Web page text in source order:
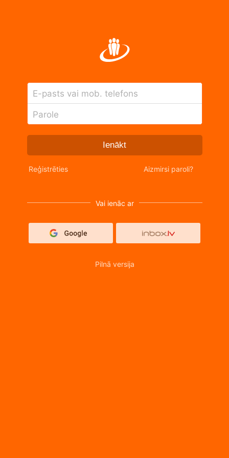
E-pasts vai mob. telefons
Parole
Ienākt
Reģistrēties Aizmirsi paroli?
Vai ienāc ar
Pilnā versija